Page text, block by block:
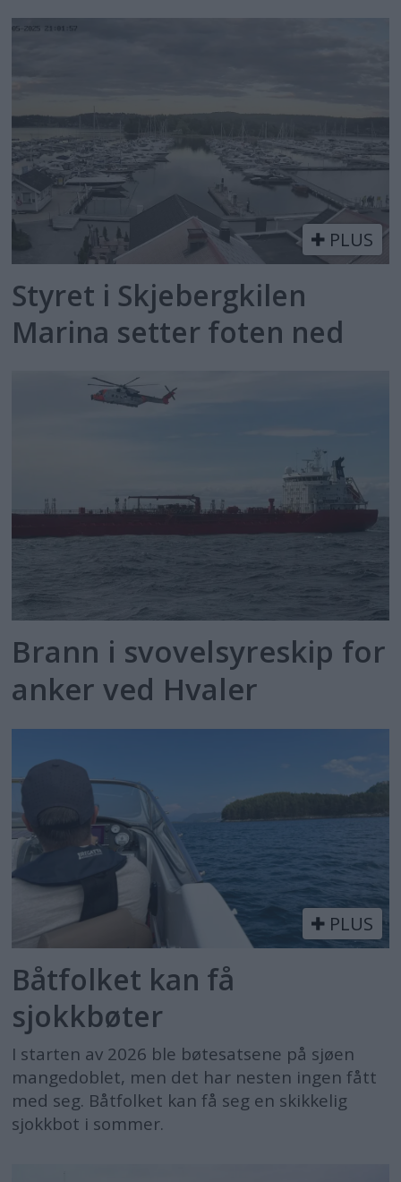
PLUS
Styret i Skjebergkilen
Marina setter foten ned
Brann i svovelsyreskip for
anker ved Hvaler
PLUS
Båtfolket kan få
sjokkbøter
I starten av 2026 ble bøtesatsene på sjøen
mangedoblet, men det har nesten ingen fått
med seg. Båtfolket kan få seg en skikkelig
sjokkbot i sommer.